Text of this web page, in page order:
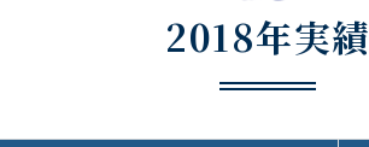
2018年実績